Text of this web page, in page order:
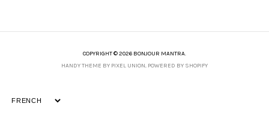
COPYRIGHT © 2026 BONJOUR MANTRA.
HANDY THEME BY PIXEL UNION. POWERED BY SHOPIFY